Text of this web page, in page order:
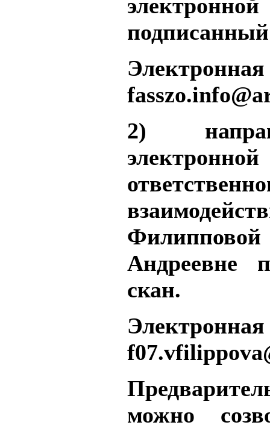
2)
Андреевне
скан.
можно